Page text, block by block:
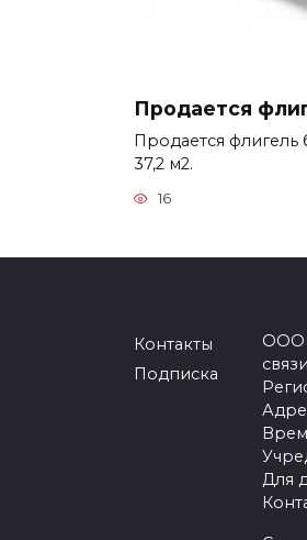
Продается
Продается
37,2 м2.
16
Контакты
Подписка
ООО
Для